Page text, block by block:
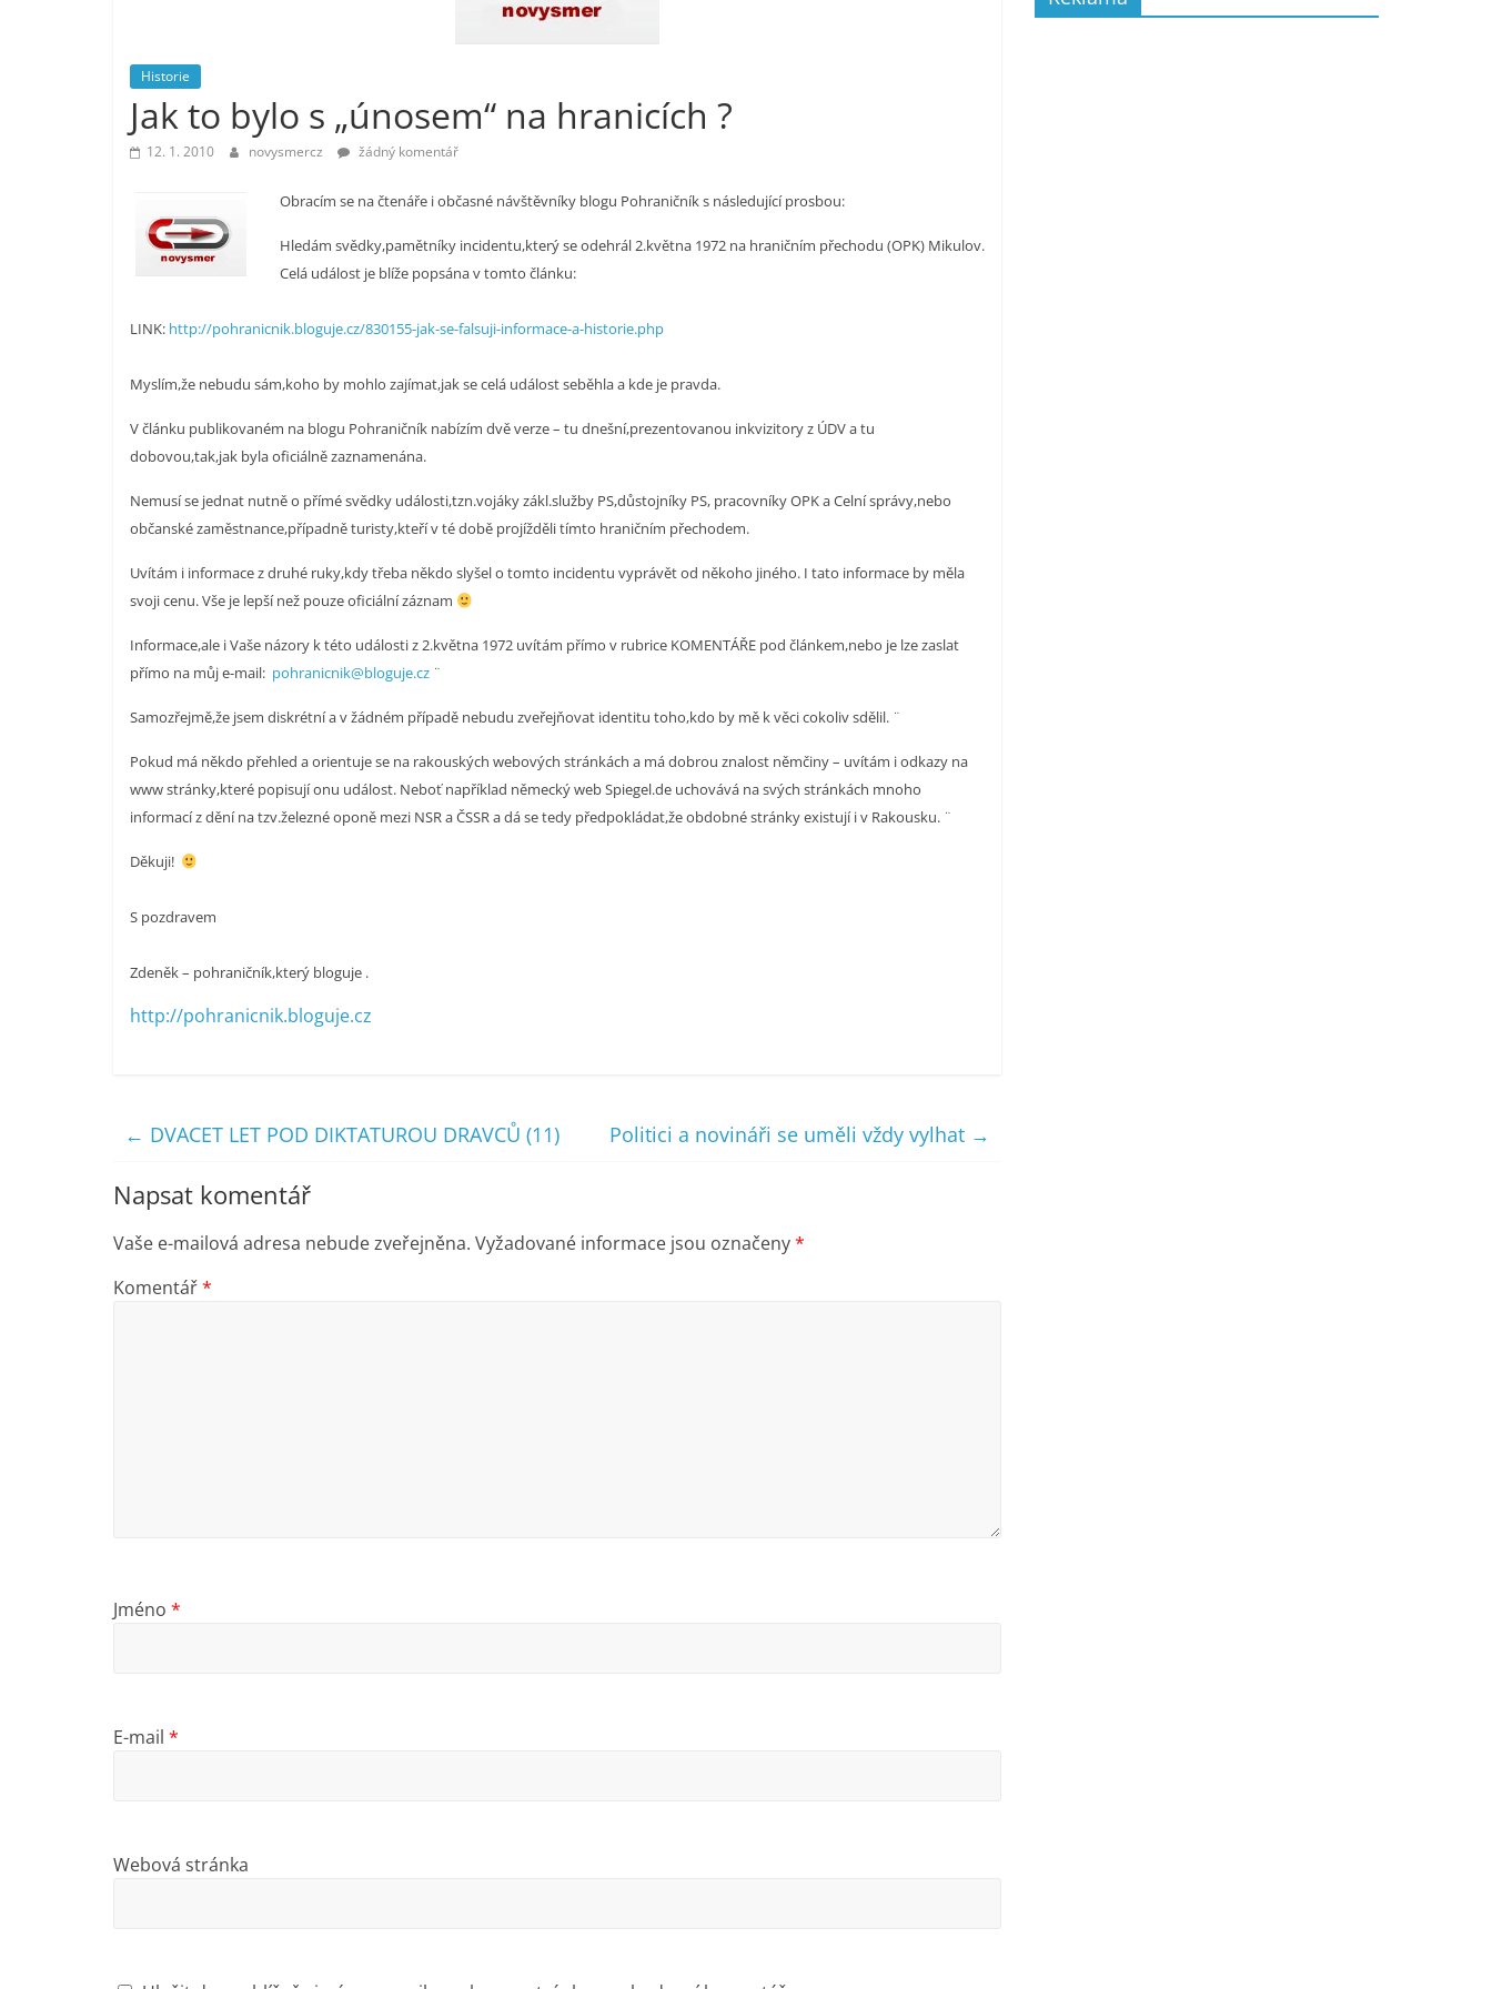
Historie
Jak to bylo s „únosem“ na hranicích ?
12. 1. 2010 novysmercz žádný komentář
Obracím se na čtenáře i občasné návštěvníky blogu Pohraničník s následující prosbou:
Hledám svědky,pamětníky incidentu,který se odehrál 2.května 1972 na hraničním přechodu (OPK) Mikulov.
Celá událost je blíže popsána v tomto článku:
LINK: http://pohranicnik.bloguje.cz/830155-jak-se-falsuji-informace-a-historie.php
Myslím,že nebudu sám,koho by mohlo zajímat,jak se celá událost seběhla a kde je pravda.
V článku publikovaném na blogu Pohraničník nabízím dvě verze – tu dnešní,prezentovanou inkvizitory z ÚDV a tu
dobovou,tak,jak byla oficiálně zaznamenána.
Nemusí se jednat nutně o přímé svědky události,tzn.vojáky zákl.služby PS,důstojníky PS, pracovníky OPK a Celní správy,nebo
občanské zaměstnance,případně turisty,kteří v té době projížděli tímto hraničním přechodem.
Uvítám i informace z druhé ruky,kdy třeba někdo slyšel o tomto incidentu vyprávět od někoho jiného. I tato informace by měla
svoji cenu. Vše je lepší než pouze oficiální záznam
Informace,ale i Vaše názory k této události z 2.května 1972 uvítám přímo v rubrice KOMENTÁŘE pod článkem,nebo je lze zaslat
přímo na můj e-mail: pohranicnik@bloguje.cz ¨
Samozřejmě,že jsem diskrétní a v žádném případě nebudu zveřejňovat identitu toho,kdo by mě k věci cokoliv sdělil. ¨
Pokud má někdo přehled a orientuje se na rakouských webových stránkách a má dobrou znalost němčiny – uvítám i odkazy na
www stránky,které popisují onu událost. Neboť například německý web Spiegel.de uchovává na svých stránkách mnoho
informací z dění na tzv.železné oponě mezi NSR a ČSSR a dá se tedy předpokládat,že obdobné stránky existují i v Rakousku. ¨
Děkuji!
S pozdravem
Zdeněk – pohraničník,který bloguje .
http://pohranicnik.bloguje.cz
← DVACET LET POD DIKTATUROU DRAVCŮ (11) Politici a novináři se uměli vždy vylhat →
Napsat komentář
Vaše e-mailová adresa nebude zveřejněna. Vyžadované informace jsou označeny*
Komentář*
Jméno *
E-mail *
Webová stránka